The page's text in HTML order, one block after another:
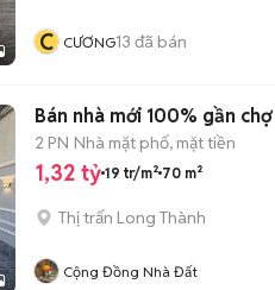
C CƯƠNG13 đã bán
Bán nhà mới 100% gần
2 PN Nhà mặt phố, mặt tiền
1,32 tỷ 19 tr/m² 70 m²
Thị trấn Long Thành
Cộng Đồng Nhà Đất